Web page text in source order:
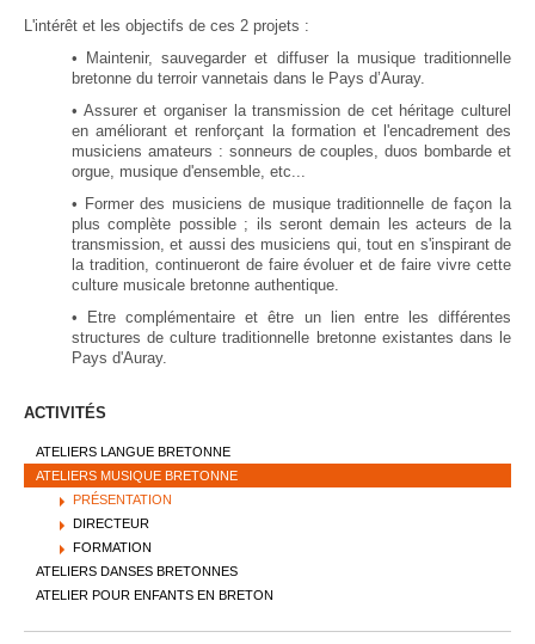
L'intérêt et les objectifs de ces 2 projets :
• Maintenir, sauvegarder et diffuser la musique traditionnelle
bretonne du terroir vannetais dans le Pays d’Auray.
• Assurer et organiser la transmission de cet héritage culturel
en améliorant et renforçant la formation et l'encadrement des
musiciens amateurs : sonneurs de couples, duos bombarde et
orgue, musique d'ensemble, etc...
• Former des musiciens de musique traditionnelle de façon la
plus complète possible ; ils seront demain les acteurs de la
transmission, et aussi des musiciens qui, tout en s'inspirant de
la tradition, continueront de faire évoluer et de faire vivre cette
culture musicale bretonne authentique.
• Etre complémentaire et être un lien entre les différentes
structures de culture traditionnelle bretonne existantes dans le
Pays d'Auray.
ACTIVITÉS
ATELIERS LANGUE BRETONNE
ATELIERS MUSIQUE BRETONNE
PRÉSENTATION
DIRECTEUR
FORMATION
ATELIERS DANSES BRETONNES
ATELIER POUR ENFANTS EN BRETON